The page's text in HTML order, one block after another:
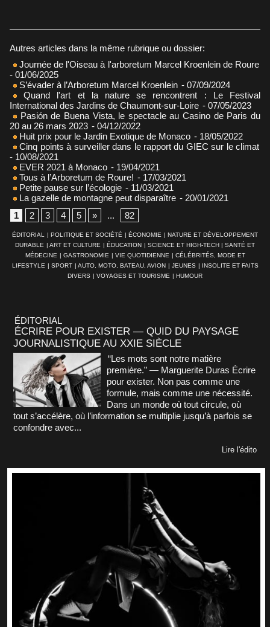
Autres articles dans la même rubrique ou dossier:
Journée de l'Oiseau à l'arboretum Marcel Kroenlein de Roure
- 01/06/2025
S’évader à l’Arboretum Marcel Kroenlein - 07/09/2024
Quand l'art et la nature se rencontrent : Le Festival
International des Jardins de Chaumont-sur-Loire - 07/05/2023
Pasión de Buena Vista, le spectacle au Casino de Paris du
20 au 26 mars 2023 - 04/12/2022
Huit prix pour le Jardin Exotique de Monaco - 18/05/2022
Cinq points à surveiller dans le rapport du GIEC sur le climat
- 10/08/2021
EVER 2021 à Monaco - 19/04/2021
Tous à l’Arboretum de Roure! - 17/03/2021
Petite pause sur l’écologie - 11/03/2021
La gazelle de montagne peut disparaître - 20/01/2021
1
2 3 4 5 » ... 82
ÉDITORIAL POLITIQUE ET SOCIÉTÉ ÉCONOMIE
NATURE ET DÉVELOPPEMENT
DURABLE
ART ET CULTURE ÉDUCATION SCIENCE ET HIGH-TECH
SANTÉ ET
MÉDECINE
GASTRONOMIE VIE QUOTIDIENNE
CÉLÉBRITÉS, MODE ET
LIFESTYLE
SPORT AUTO, MOTO, BATEAU, AVION JEUNES
INSOLITE ET FAITS
DIVERS
VOYAGES ET TOURISME HUMOUR
ÉDITORIAL
ÉCRIRE POUR EXISTER — QUID DU PAYSAGE
JOURNALISTIQUE AU XXIE SIÈCLE
“Les mots sont notre matière
première.” — Marguerite Duras Écrire
pour exister. Non pas comme une
formule, mais comme une nécessité.
Dans un monde où tout circule, où
tout s’accélère, où l’information se multiplie jusqu’à parfois se
confondre avec...
Lire l'édito